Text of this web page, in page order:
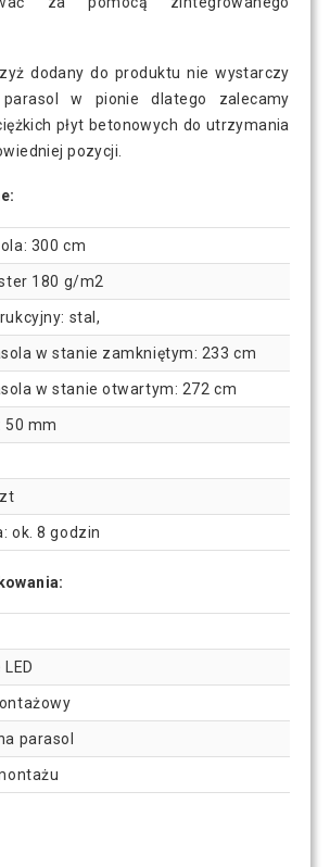
dodany do produktu nie wystarczy
w pionie dlatego zalecamy
płyt betonowych do utrzymania
pozycji.
300 cm
180 g/m2
stal,
w stanie zamkniętym: 233 cm
w stanie otwartym: 272 cm
50 mm
ok. 8 godzin
parasol